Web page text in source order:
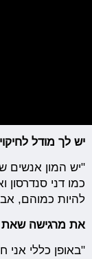
יש לך מודל
"יש המון אנשים
כמו דני
להיות כמוהם,
את מרגישה שאת
"באופן כללי